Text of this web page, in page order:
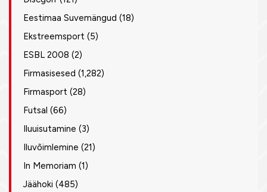
Eestimaa Suvemängud (18)
Ekstreemsport (5)
ESBL 2008 (2)
Firmasisesed (1,282)
Firmasport (28)
Futsal (66)
Iluuisutamine (3)
Iluvõimlemine (21)
In Memoriam (1)
Jäähoki (485)